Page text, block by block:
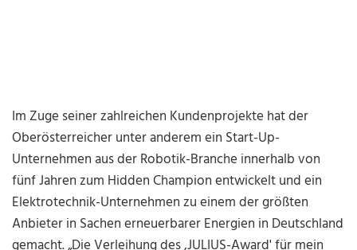
Im Zuge seiner zahlreichen Kundenprojekte hat der
Oberösterreicher unter anderem ein Start-Up-
Unternehmen aus der Robotik-Branche innerhalb von
fünf Jahren zum Hidden Champion entwickelt und ein
Elektrotechnik-Unternehmen zu einem der größten
Anbieter in Sachen erneuerbarer Energien in Deutschland